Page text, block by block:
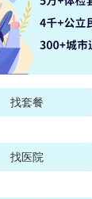
找套餐
找医院